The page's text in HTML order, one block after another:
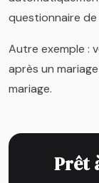
questionnaire
Autre exemple :
après un
mariage.
Prêt